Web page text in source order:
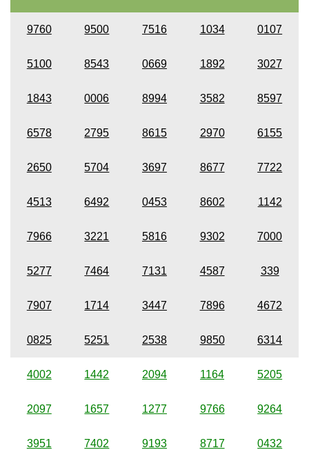
9760 9500 7516 1034 0107
5100 8543 0669 1892 3027
1843 0006 8994 3582 8597
6578 2795 8615 2970 6155
2650 5704 3697 8677 7722
4513 6492 0453 8602 1142
7966 3221 5816 9302 7000
5277 7464 7131 4587 339
7907 1714 3447 7896 4672
0825 5251 2538 9850 6314
4002 1442 2094 1164 5205
2097 1657 1277 9766 9264
3951 7402 9193 8717 0432